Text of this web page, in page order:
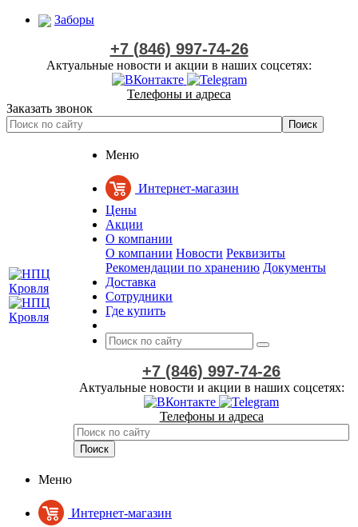
Заборы
+7 (846) 997-74-26
Актуальные новости и акции в наших соцсетях:
Телефоны и адреса
Заказать звонок
Меню
Интернет-магазин
Цены
Акции
О компании
О компании Новости Реквизиты
Рекомендации по хранению Документы
Доставка
Сотрудники
Где купить
+7 (846) 997-74-26
Актуальные новости и акции в наших соцсетях:
Телефоны и адреса
Меню
Интернет-магазин